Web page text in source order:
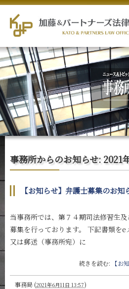
事務所からのお知らせ: 2021
【お知らせ】弁護士募集のお知
当事務所では、第７４期司法修習生
募集を行っております。 下記書類を
又は郵送（事務所宛）に
続きを読む: 【お
事務局 (2021年6月11日 13:57)